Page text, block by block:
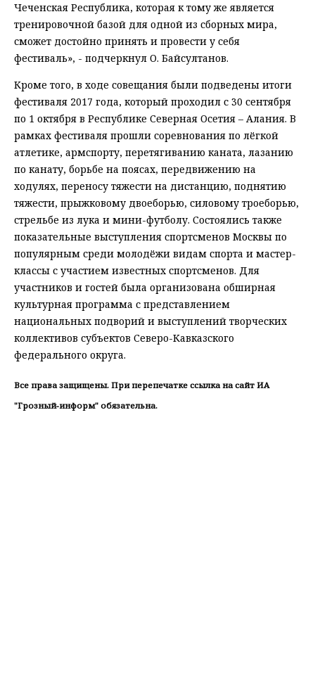
Чеченская Республика, которая к тому же является
тренировочной базой для одной из сборных мира,
сможет достойно принять и провести у себя
фестиваль», - подчеркнул О. Байсултанов.
Кроме того, в ходе совещания были подведены итоги
фестиваля 2017 года, который проходил с 30 сентября
по 1 октября в Республике Северная Осетия – Алания. В
рамках фестиваля прошли соревнования по лёгкой
атлетике, армспорту, перетягиванию каната, лазанию
по канату, борьбе на поясах, передвижению на
ходулях, переносу тяжести на дистанцию, поднятию
тяжести, прыжковому двоеборью, силовому троеборью,
стрельбе из лука и мини-футболу. Состоялись также
показательные выступления спортсменов Москвы по
популярным среди молодёжи видам спорта и мастер-
классы с участием известных спортсменов. Для
участников и гостей была организована обширная
культурная программа с представлением
национальных подворий и выступлений творческих
коллективов субъектов Северо-Кавказского
федерального округа.
Все права защищены. При перепечатке ссылка на сайт ИА
"Грозный-информ" обязательна.